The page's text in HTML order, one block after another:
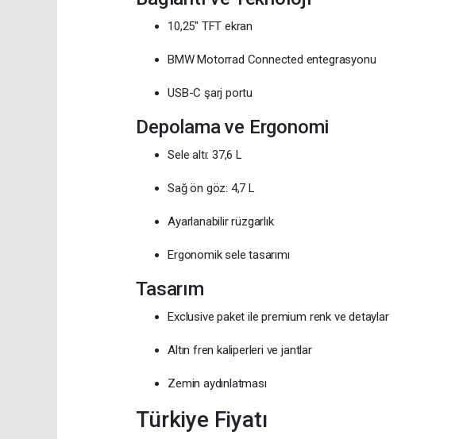
10,25" TFT ekran
BMW Motorrad Connected entegrasyonu
USB-C şarj portu
Depolama ve Ergonomi
Sele altı: 37,6 L
Sağ ön göz: 4,7 L
Ayarlanabilir rüzgarlık
Ergonomik sele tasarımı
Tasarım
Exclusive paket ile premium renk ve detaylar
Altın fren kaliperleri ve jantlar
Zemin aydınlatması
Türkiye Fiyatı